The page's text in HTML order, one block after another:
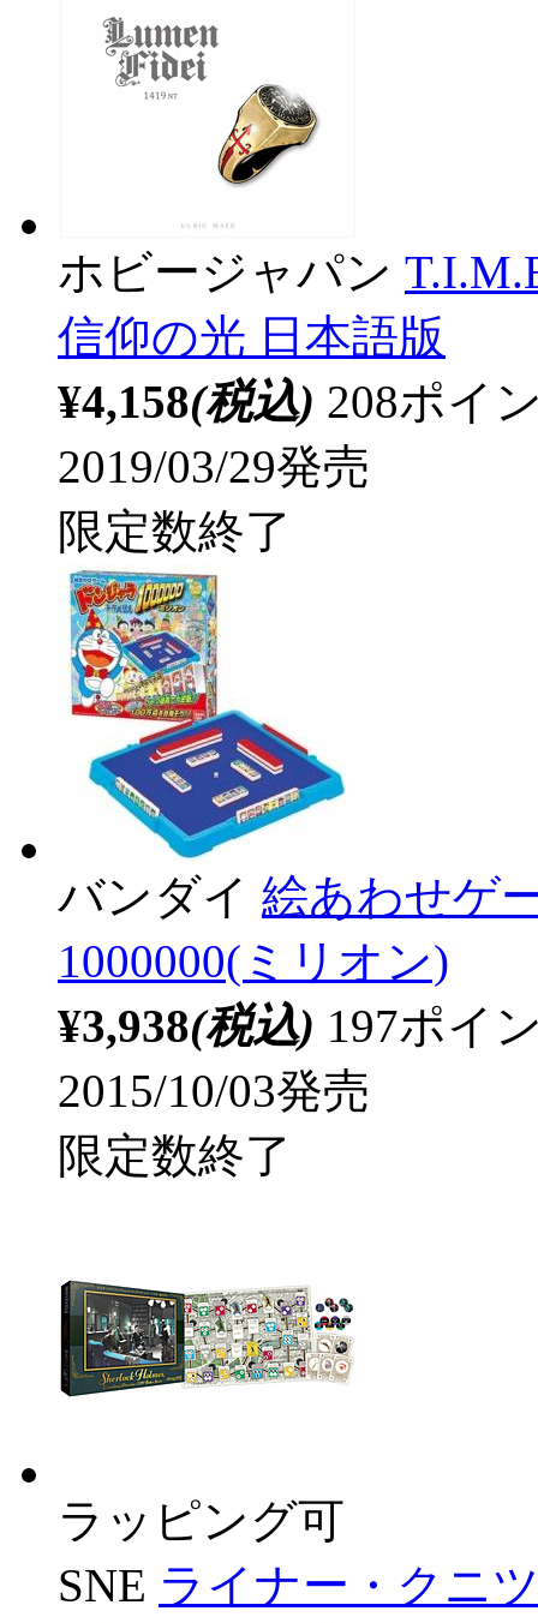
ホビージャパン
信仰の光 日本語版
¥4,158(税込) 208ポイ
2019/03/29発売
限定数終了
バンダイ 絵あわせゲ
1000000(ミリオン)
¥3,938(税込) 197ポイ
2015/10/03発売
限定数終了
ラッピング可
SNE ライナー・クニ